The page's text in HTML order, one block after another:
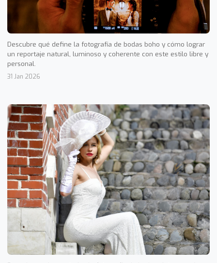
Descubre qué define la fotografía de bodas boho y cómo lograr
un reportaje natural, luminoso y coherente con este estilo libre y
personal.
31 Jan 2026